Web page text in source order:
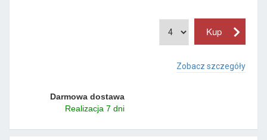
Zobacz szczegóły
Darmowa dostawa
Realizacja 7 dni